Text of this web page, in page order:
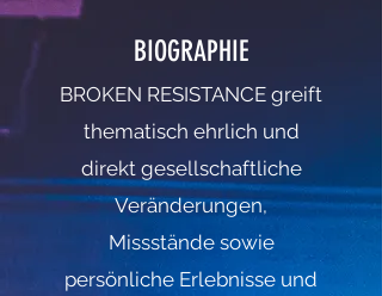
BIOGRAPHIE
BROKEN RESISTANCE greift
thematisch ehrlich und
direkt gesellschaftliche
Veränderungen,
Missstände sowie
persönliche Erlebnisse und